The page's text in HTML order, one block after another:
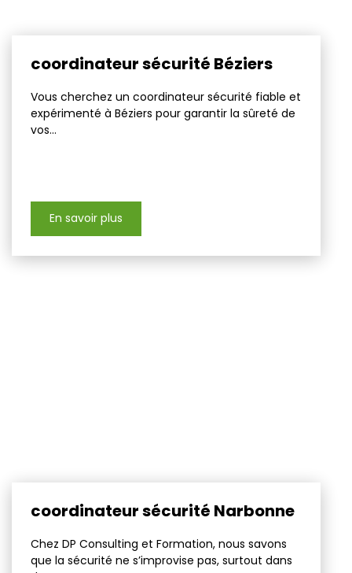
coordinateur sécurité Béziers
Vous cherchez un coordinateur sécurité fiable et
expérimenté à Béziers pour garantir la sûreté de
vos...
En savoir plus
coordinateur sécurité Narbonne
Chez DP Consulting et Formation, nous savons
que la sécurité ne s’improvise pas, surtout dans